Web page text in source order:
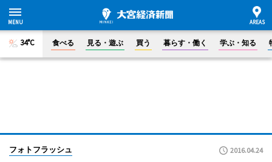
34°C 食べる 見る・遊ぶ 買う 暮らす・働く 学ぶ・知る
フォトフラッシュ 2016.04.24